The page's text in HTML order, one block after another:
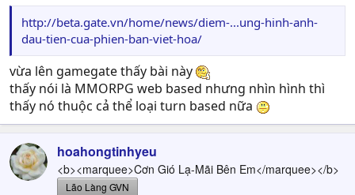
http://beta.gate.vn/home/news/diem-...ung-hinh-anh-
dau-tien-cua-phien-ban-viet-hoa/
vừa lên gamegate thấy bài này
thấy nói là MMORPG web based nhưng nhìn hình thì
thấy nó thuộc cả thể loại turn based nữa
hoahongtinhyeu
<b><marquee>Cơn Gió Lạ-Mãi Bên Em</marquee></b>
Lão Làng GVN